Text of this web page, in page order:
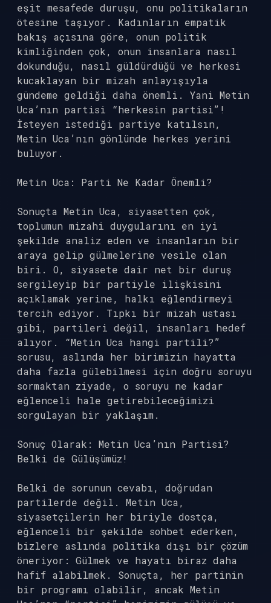
eşit mesafede duruşu, onu politikaların
ötesine taşıyor. Kadınların empatik
bakış açısına göre, onun politik
kimliğinden çok, onun insanlara nasıl
dokunduğu, nasıl güldürdüğü ve herkesi
kucaklayan bir mizah anlayışıyla
gündeme geldiği daha önemli. Yani Metin
Uca’nın partisi “herkesin partisi”!
İsteyen istediği partiye katılsın,
Metin Uca’nın gönlünde herkes yerini
buluyor.
Metin Uca: Parti Ne Kadar Önemli?
Sonuçta Metin Uca, siyasetten çok,
toplumun mizahi duygularını en iyi
şekilde analiz eden ve insanların bir
araya gelip gülmelerine vesile olan
biri. O, siyasete dair net bir duruş
sergileyip bir partiyle ilişkisini
açıklamak yerine, halkı eğlendirmeyi
tercih ediyor. Tıpkı bir mizah ustası
gibi, partileri değil, insanları hedef
alıyor. “Metin Uca hangi partili?”
sorusu, aslında her birimizin hayatta
daha fazla gülebilmesi için doğru soruyu
sormaktan ziyade, o soruyu ne kadar
eğlenceli hale getirebileceğimizi
sorgulayan bir yaklaşım.
Sonuç Olarak: Metin Uca’nın Partisi?
Belki de Gülüşümüz!
Belki de sorunun cevabı, doğrudan
partilerde değil. Metin Uca,
siyasetçilerin her biriyle dostça,
eğlenceli bir şekilde sohbet ederken,
bizlere aslında politika dışı bir çözüm
öneriyor: Gülmek ve hayatı biraz daha
hafif alabilmek. Sonuçta, her partinin
bir programı olabilir, ancak Metin